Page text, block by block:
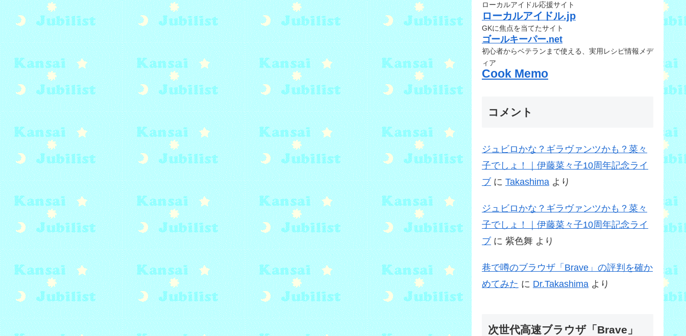
ローカルアイドル応援サイト
ローカルアイドル.jp
GKに焦点を当てたサイト
ゴールキーパー.net
初心者からベテランまで使える、実用レシピ情報メデ
ィア
Cook Memo
コメント
ジュビロかな？ギラヴァンツかも？菜々
子でしょ！｜伊藤菜々子10周年記念ライ
ブ に Takashima より
ジュビロかな？ギラヴァンツかも？菜々
子でしょ！｜伊藤菜々子10周年記念ライ
ブ に 紫色舞 より
巷で噂のブラウザ「Brave」の評判を確か
めてみた に Dr.Takashima より
次世代高速ブラウザ「Brave」